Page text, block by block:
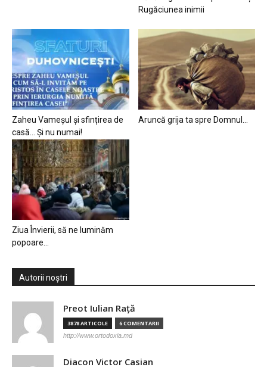
Rugăciunea inimii
Zaheu Vameșul și sfințirea de
casă… Și nu numai!
Aruncă grija ta spre Domnul…
Ziua Învierii, să ne luminăm
popoare…
Autorii noștri
Preot Iulian Raţă
3878 ARTICOLE 6 COMENTARII
http://www.ortodoxia.md
Diacon Victor Casian